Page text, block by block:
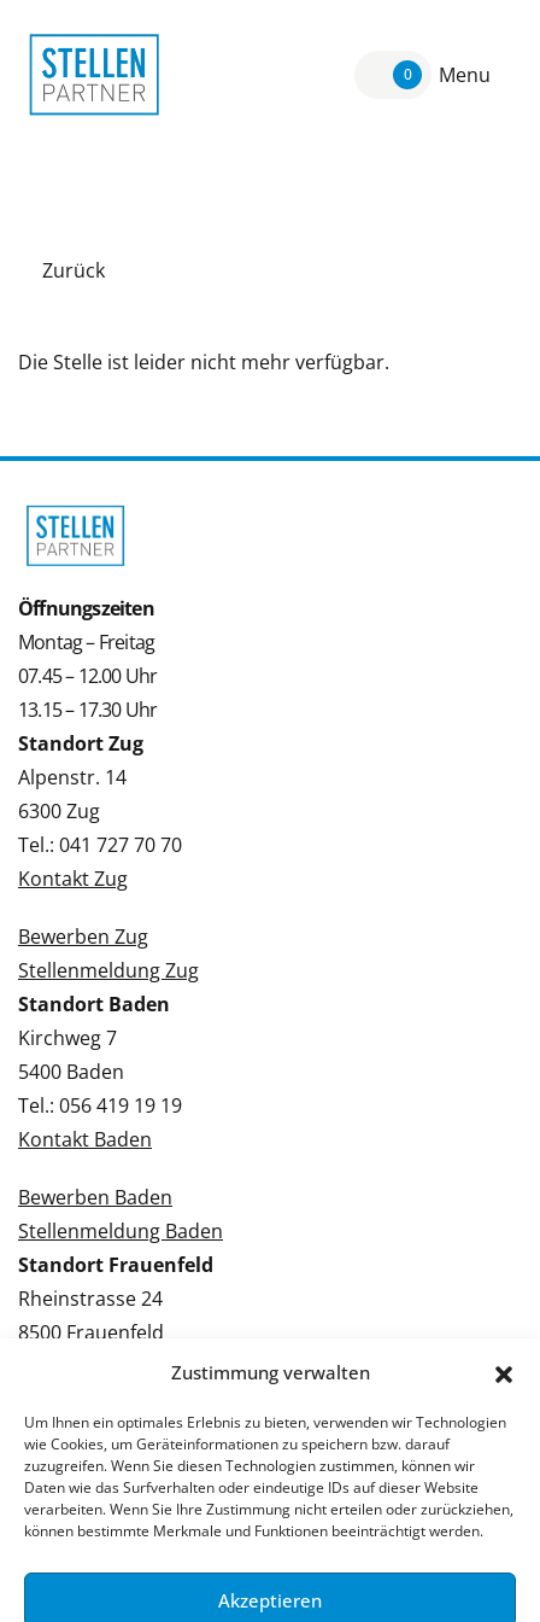
Zustimmung verwalten
Um Ihnen ein optimales Erlebnis zu bieten, verwenden wir Technologien
wie Cookies, um Geräteinformationen zu speichern bzw. darauf
zuzugreifen. Wenn Sie diesen Technologien zustimmen, können wir
Daten wie das Surfverhalten oder eindeutige IDs auf dieser Website
verarbeiten. Wenn Sie Ihre Zustimmung nicht erteilen oder zurückziehen,
können bestimmte Merkmale und Funktionen beeinträchtigt werden.
Akzeptieren
0 Menu
Zurück
Die Stelle ist leider nicht mehr verfügbar.
Öffnungszeiten
Montag – Freitag
07.45 – 12.00 Uhr
13.15 – 17.30 Uhr
Standort Zug
Alpenstr. 14
6300 Zug
Tel.: 041 727 70 70
Kontakt Zug
Bewerben Zug
Stellenmeldung Zug
Standort Baden
Kirchweg 7
5400 Baden
Tel.: 056 419 19 19
Kontakt Baden
Bewerben Baden
Stellenmeldung Baden
Standort Frauenfeld
Rheinstrasse 24
8500 Frauenfeld
Tel.: 052 224 09 09
Bewerben Frauenfeld
Stellenmeldung Frauenfeld
© 2026 Stellenpartner AG